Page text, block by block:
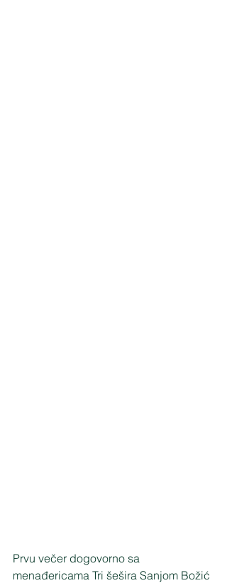
Prvu večer dogovorno sa
menađericama Tri šešira Sanjom Božić